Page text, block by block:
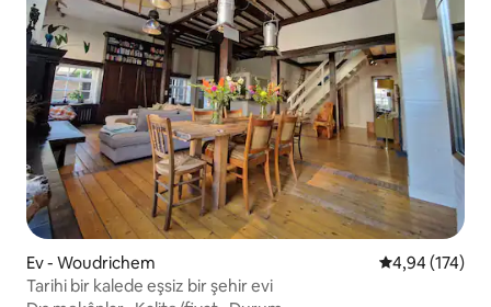
Ev - Woudrichem 5 üzerinden
4,94 (174)
Tarihi bir kalede eşsiz bir şehir evi